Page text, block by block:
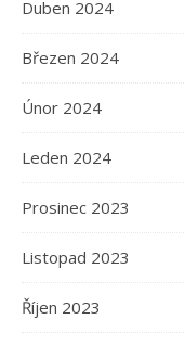
Duben 2024
Březen 2024
Únor 2024
Leden 2024
Prosinec 2023
Listopad 2023
Říjen 2023